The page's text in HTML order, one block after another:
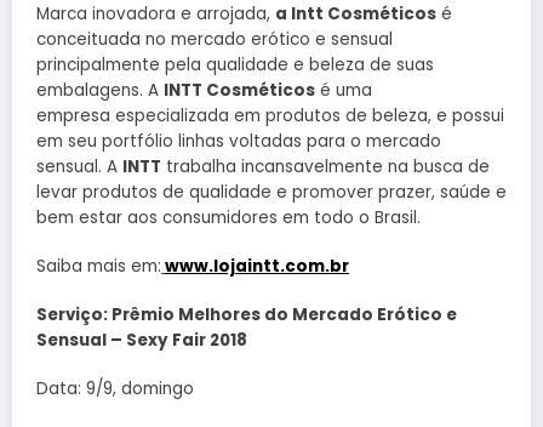
Marca inovadora e arrojada, a Intt Cosméticos é
conceituada no mercado erótico e sensual
principalmente pela qualidade e beleza de suas
embalagens. A INTT Cosméticos é uma
empresa especializada em produtos de beleza, e possui
em seu portfólio linhas voltadas para o mercado
sensual. A INTT trabalha incansavelmente na busca de
levar produtos de qualidade e promover prazer, saúde e
bem estar aos consumidores em todo o Brasil.
Saiba mais em: www.lojaintt.com.br
Serviço: Prêmio Melhores do Mercado Erótico e
Sensual – Sexy Fair 2018
Data: 9/9, domingo